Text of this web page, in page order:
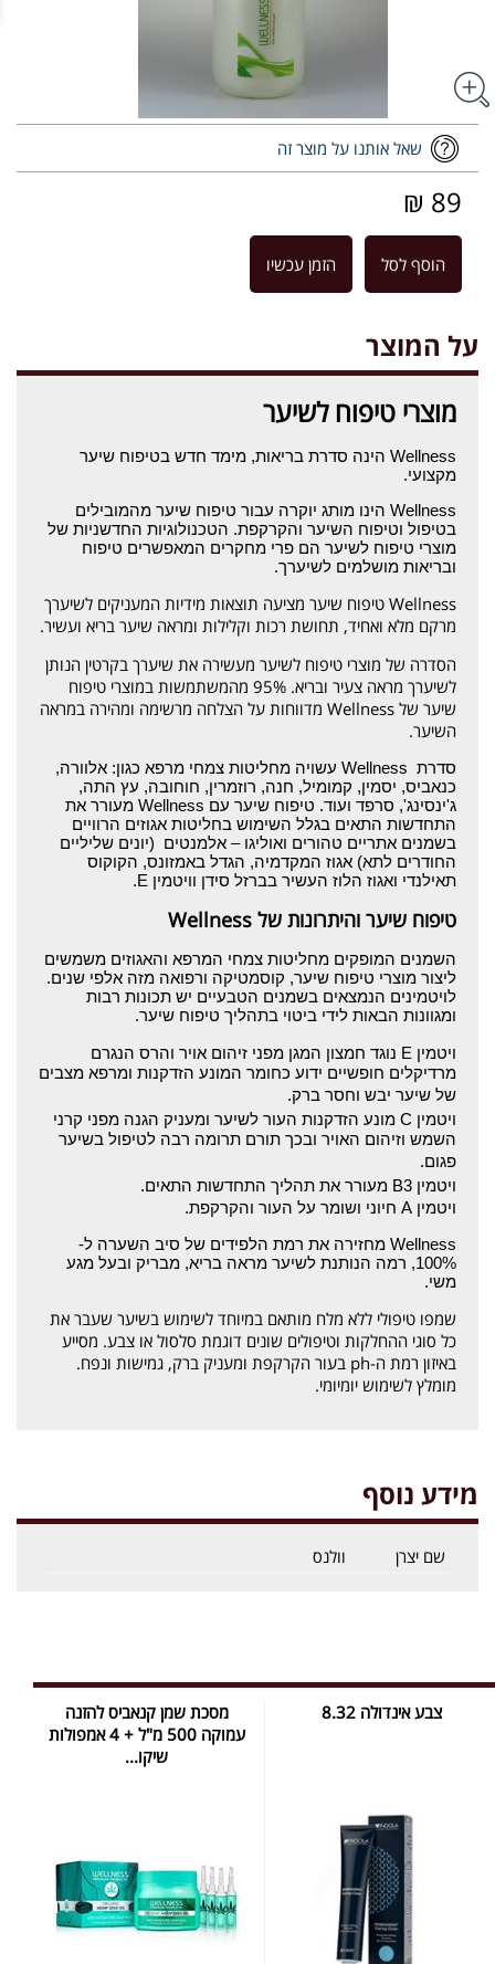
שאל אותנו על מוצר זה
89 ₪
הוסף לסל הזמן עכשיו
על המוצר
מוצרי טיפוח לשיער
Wellness הינה סדרת בריאות, מימד חדש בטיפוח שיער
מקצועי.
Wellness הינו מותג יוקרה עבור טיפוח שיער מהמובילים
בטיפול וטיפוח השיער והקרקפת. הטכנולוגיות החדשניות של
מוצרי טיפוח לשיער הם פרי מחקרים המאפשרים טיפוח
ובריאות מושלמים לשיערך.
Wellness טיפוח שיער מציעה תוצאות מידיות המעניקים לשיערך
מרקם מלא ואחיד, תחושת רכות וקלילות ומראה שיער בריא ועשיר.
הסדרה של מוצרי טיפוח לשיער מעשירה את שיערך בקרטין הנותן
לשיערך מראה צעיר ובריא. 95% מהמשתמשות במוצרי טיפוח
שיער של Wellness מדווחות על הצלחה מרשימה ומהירה במראה
השיער.
סדרת Wellness עשויה מחליטות צמחי מרפא כגון: אלוורה,
כנאביס, יסמין, קמומיל, חנה, רוזמרין, חוחובה, עץ התה,
ג'ינסינג', סרפד ועוד. טיפוח שיער עם Wellness מעורר את
התחדשות התאים בגלל השימוש בחליטות אגוזים הרוויים
בשמנים אתריים טהורים ואוליגו – אלמנטים (יונים שליליים
החודרים לתא) אגוז המקדמיה, הגדל באמזונס, הקוקוס
תאילנדי ואגוז הלוז העשיר בברזל סידן וויטמין E.
טיפוח שיער והיתרונות של Wellness
השמנים המופקים מחליטות צמחי המרפא והאגוזים משמשים
ליצור מוצרי טיפוח שיער, קוסמטיקה ורפואה מזה אלפי שנים.
לויטמינים הנמצאים בשמנים הטבעיים יש תכונות רבות
ומגוונות הבאות לידי ביטוי בתהליך טיפוח שיער.
ויטמין E נוגד חמצון המגן מפני זיהום אויר והרס הנגרם
מרדיקלים חופשיים ידוע כחומר המונע הזדקנות ומרפא מצבים
של שיער יבש וחסר ברק.
ויטמין C מונע הזדקנות העור לשיער ומעניק הגנה מפני קרני
השמש וזיהום האויר ובכך תורם תרומה רבה לטיפול בשיער
פגום.
ויטמין B3 מעורר את תהליך התחדשות התאים.
ויטמין A חיוני ושומר על העור והקרקפת.
Wellness מחזירה את רמת הלפידים של סיב השערה ל-
100%, רמה הנותנת לשיער מראה בריא, מבריק ובעל מגע
משי.
שמפו טיפולי ללא מלח מותאם במיוחד לשימוש בשיער שעבר את
כל סוגי ההחלקות וטיפולים שונים דוגמת סלסול או צבע. מסייע
באיזון רמת ה-ph בעור הקרקפת ומעניק ברק, גמישות ונפח.
מומלץ לשימוש יומיומי.
מידע נוסף
שם יצרן וולנס
צבע אינדולה 8.32
מסכת שמן קנאביס להזנה
עמוקה 500 מ"ל + 4 אמפולות
שיקו...